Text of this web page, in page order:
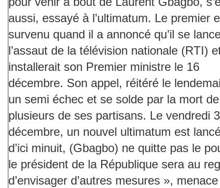
aussi, essayé à l’ultimatum. Le premier
survenu quand il a annoncé qu’il se
l’assaut de la télévision nationale (RTI)
installerait son Premier ministre le 16
décembre. Son appel, réitéré le
un semi échec et se solde par la mort de
plusieurs de ses partisans. Le vendredi
décembre, un nouvel ultimatum est
d’ici minuit, (Gbagbo) ne quitte pas le
le président de la République sera au
d’envisager d’autres mesures », menace